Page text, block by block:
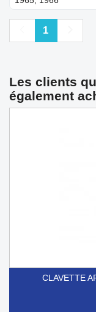
Précédent
1
Les clients
également
CLAVETTE